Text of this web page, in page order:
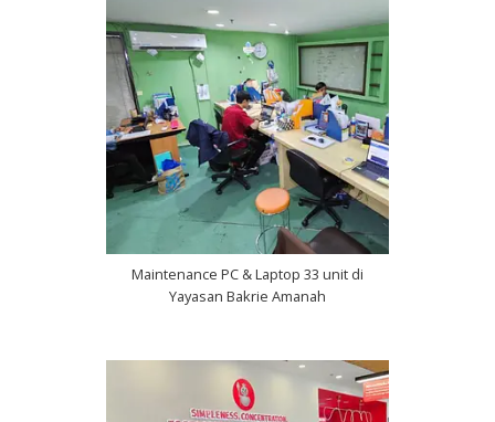
Maintenance PC & Laptop 33 unit di
Yayasan Bakrie Amanah